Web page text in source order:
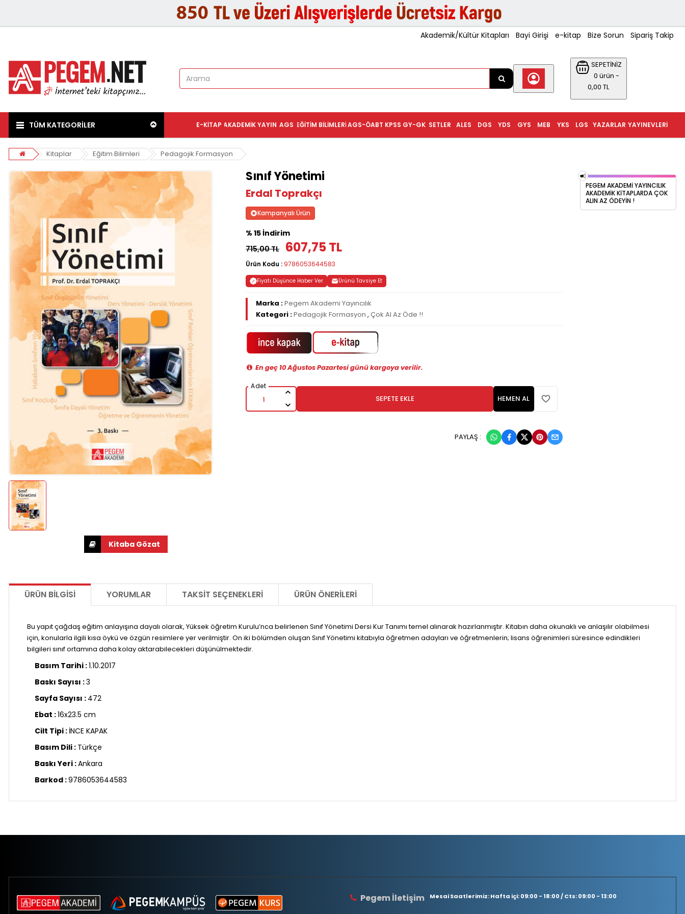
Akademik/Kültür Kitapları Bayi Girişi e-kitap Bize Sorun Sipariş Takip
SEPETİNİZ
0 ürün -
0,00 TL
TÜM KATEGORİLER YAYINEVLERI
YAZARLAR
LGS
YKS
MEB
GYS
YDS
DGS
ALES
SETLER
KPSS GY-GK
AGS-ÖABT
EĞITIM BILIMLERI
AGS
AKADEMIK YAYIN
E-KITAP
Kitaplar Eğitim Bilimleri Pedagojik Formasyon
Sınıf Yönetimi
Erdal Toprakçı
Kampanyalı Ürün
% 15 İndirim
715,00 TL
607,75 TL
Ürün Kodu : 9786053644583
Fiyatı Düşünce Haber Ver Ürünü Tavsiye Et
Marka :Pegem Akademi Yayıncılık
Kategori :Pedagojik Formasyon ,Çok Al Az Öde !!
En geç 10 Ağustos Pazartesi günü kargoya verilir.
SEPETE EKLE HEMEN AL
PAYLAŞ :
PEGEM AKADEMI YAYINCILIK
AKADEMIK KITAPLARDA ÇOK
ALIN AZ ÖDEYIN !
ÜRÜN BILGISI YORUMLAR TAKSIT SEÇENEKLERI ÜRÜN ÖNERILERI
Bu yapıt çağdaş eğitim anlayışına dayalı olarak, Yüksek öğretim Kurulu’nca belirlenen Sınıf Yönetimi Dersi Kur Tanımı temel alınarak hazırlanmıştır. Kitabın daha okunaklı ve anlaşılır olabilmesi
için, konularla ilgili kısa öykü ve özgün resimlere yer verilmiştir. On iki bölümden oluşan Sınıf Yönetimi kitabıyla öğretmen adayları ve öğretmenlerin; lisans öğrenimleri süresince edindikleri
bilgileri sınıf ortamına daha kolay aktarabilecekleri düşünülmektedir.
Basım Tarihi :1.10.2017
Baskı Sayısı :3
Sayfa Sayısı : 472
Ebat :16x23.5 cm
Cilt Tipi : İNCE KAPAK
Basım Dili : Türkçe
Baskı Yeri :Ankara
Barkod :9786053644583
Pegem İletişim Mesai Saatlerimiz: Hafta içi: 09:00 - 18:00 / Cts: 09:00 - 13:00